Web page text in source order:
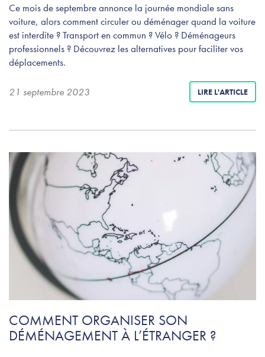
Ce mois de septembre annonce la journée mondiale sans
voiture, alors comment circuler ou déménager quand la voiture
est interdite ? Transport en commun ? Vélo ? Déménageurs
professionnels ? Découvrez les alternatives pour faciliter vos
déplacements.
21 septembre 2023 LIRE L'ARTICLE
COMMENT ORGANISER SON
DÉMÉNAGEMENT À L’ÉTRANGER ?